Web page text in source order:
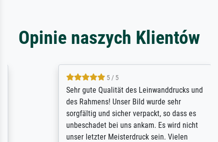
Opinie naszych Klientów
5 / 5
Sehr gute Qualität des Leinwanddrucks und
des Rahmens! Unser Bild wurde sehr
sorgfältig und sicher verpackt, so dass es
unbeschadet bei uns ankam. Es wird nicht
unser letzter Meisterdruck sein. Vielen